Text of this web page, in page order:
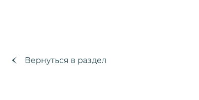
Вернуться в раздел